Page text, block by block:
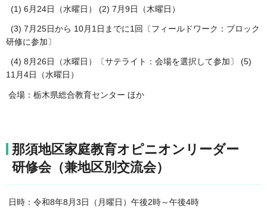
(1) 6月24日（水曜日） (2) 7月9日（木曜日）
(3) 7月25日から 10月1日までに1回〔フィールドワーク：ブロック
研修に参加〕
(4) 8月26日（水曜日）〔サテライト：会場を選択して参加〕 (5)
11月4日（水曜日）
会場：栃木県総合教育センター ほか
那須地区家庭教育オピニオンリーダー
研修会（兼地区別交流会）
日時：令和8年8月3日（月曜日）午後2時～午後4時